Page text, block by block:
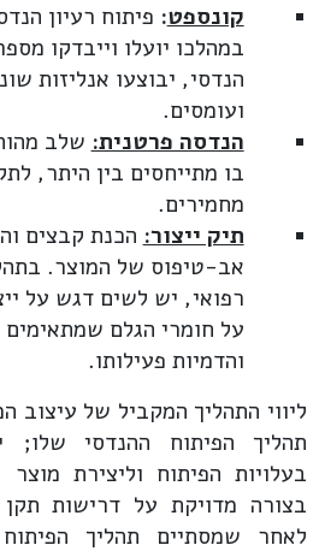
קונספט: פיתוח רעיון
במהלכו יועלו וייבדקו
הנדסי, יבוצעו אנליזות
ועומסים.
הנדסה פרטנית: שלב
בו מתייחסים בין היתר,
מחמירים.
תיק ייצור: הכנת קבצים
אב-טיפוס של המוצר.
רפואי, יש לשים דגש על
על חומרי הגלם שמתאימים
והדמיות פעילותו.
ליווי התהליך המקביל של עיצוב
תהליך הפיתוח ההנדסי שלו;
בעלויות הפיתוח וליצירת מוצר
בצורה מדויקת על דרישות
לאחר שמסתיים תהליך